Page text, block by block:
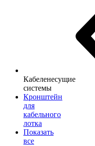
Кабеленесущие
системы
Кронштейн
для
кабельного
лотка
Показать
все